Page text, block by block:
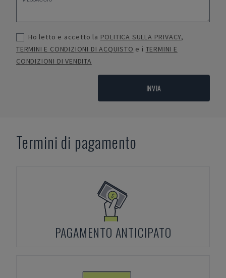
Ho letto e accetto la POLITICA SULLA PRIVACY,
TERMINI E CONDIZIONI DI ACQUISTO e i TERMINI E
CONDIZIONI DI VENDITA
INVIA
Termini di pagamento
PAGAMENTO ANTICIPATO